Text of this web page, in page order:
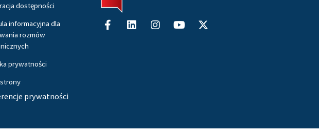
dostępności
informacyjna dla
rozmów
prywatności
prywatności
Facebook-
f
LinkedinInstagram
Youtube
X-
twitter